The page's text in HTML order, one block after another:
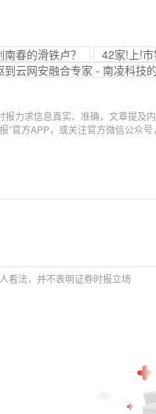
春的滑铁卢？
42家!上!
到云网安融合专家 - 南凌科技
报力求信息真实、准确，文章提及
”官方APP，或关注官方微信公众
看法，并不表明证券时报立场